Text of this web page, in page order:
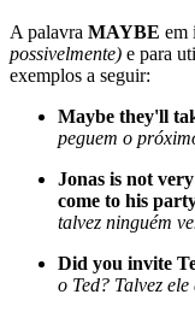
A palavra MAYBE em
possivelmente) e para
exemplos a seguir:
Maybe they'll
peguem o
Jonas is not
come to his
talvez ninguém
Did you invite
o Ted? Talvez